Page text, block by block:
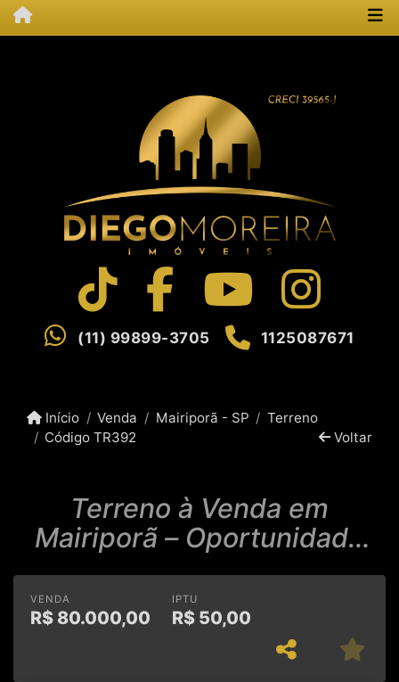
(11) 99899-3705 1125087671
Início Venda Mairiporã - SP
Terreno
Código TR392
Voltar
Terreno à Venda em
Mairiporã – Oportunidade
para construir!
VENDA
R$ 80.000,00
IPTU
R$ 50,00